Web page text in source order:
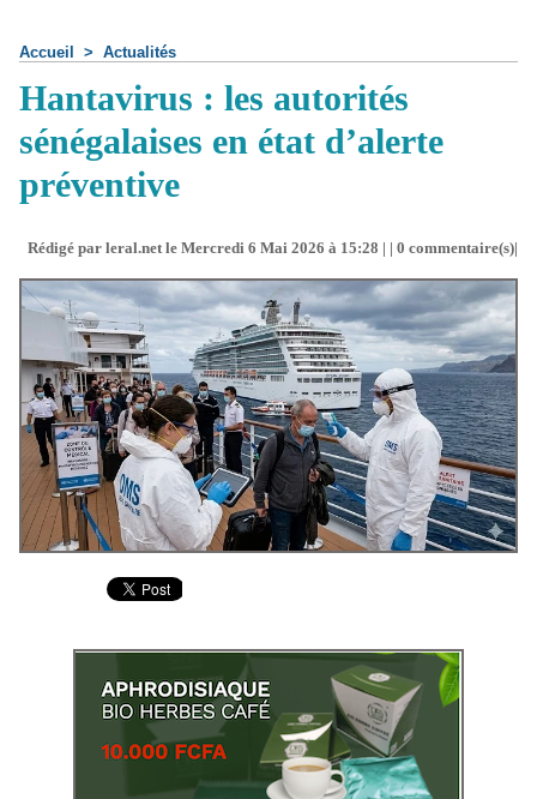
Accueil > Actualités
Hantavirus : les autorités
sénégalaises en état d’alerte
préventive
Rédigé par leral.net le Mercredi 6 Mai 2026 à 15:28 | | 0 commentaire(s)|